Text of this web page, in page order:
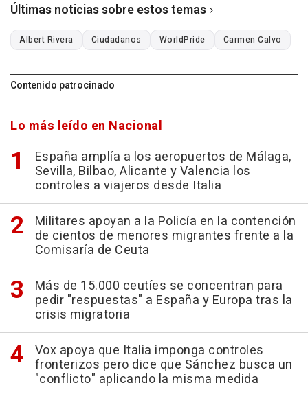
Últimas noticias sobre estos temas
Albert Rivera Ciudadanos WorldPride Carmen Calvo
Contenido patrocinado
Lo más leído en Nacional
España amplía a los aeropuertos de Málaga,
Sevilla, Bilbao, Alicante y Valencia los
controles a viajeros desde Italia
Militares apoyan a la Policía en la contención
de cientos de menores migrantes frente a la
Comisaría de Ceuta
Más de 15.000 ceutíes se concentran para
pedir "respuestas" a España y Europa tras la
crisis migratoria
Vox apoya que Italia imponga controles
fronterizos pero dice que Sánchez busca un
"conflicto" aplicando la misma medida